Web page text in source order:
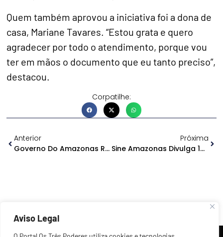
Aviso Legal
Quem também aprovou a iniciativa foi a dona de
casa, Mariane Tavares. “Estou grata e quero
agradecer por todo o atendimento, porque vou
ter em mãos o documento que eu tanto preciso”,
destacou.
Corpatilhe:
Anterior
Governo Do Amazonas Reforça Chamada Para Atualização Cadastral De Famílias Do Monte Horebe, Que Estão Em Auxílio-Aluguel
Próxima
Sine Amazonas Divulga 189 Vagas De Emprego Para Esta Terça-Feira